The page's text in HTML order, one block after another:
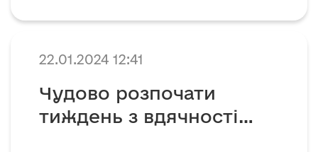
22.01.2024 12:41
Чудово розпочати
тиждень з вдячності